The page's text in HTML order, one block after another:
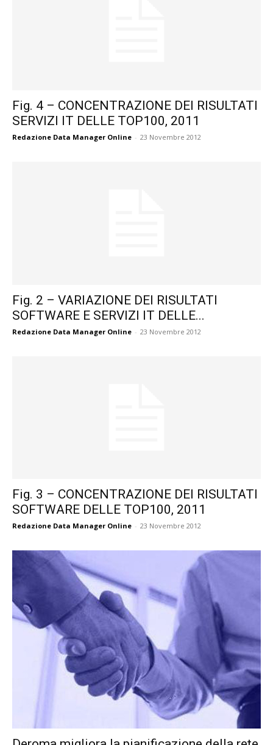
Fig. 4 – CONCENTRAZIONE DEI RISULTATI
SERVIZI IT DELLE TOP100, 2011
Redazione Data Manager Online - 23 Novembre 2012
Fig. 2 – VARIAZIONE DEI RISULTATI
SOFTWARE E SERVIZI IT DELLE...
Redazione Data Manager Online - 23 Novembre 2012
Fig. 3 – CONCENTRAZIONE DEI RISULTATI
SOFTWARE DELLE TOP100, 2011
Redazione Data Manager Online - 23 Novembre 2012